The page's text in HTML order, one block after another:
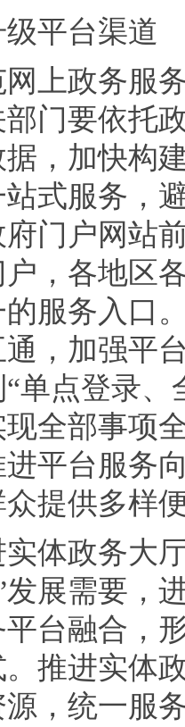
平台渠道
政务服务
门要依托
，加快构
式服务，
门户网站
，各地区
服务入口
，加强平
单点登录
全部事项
平台服务
提供多样
政务大厅
展需要，
台融合，
推进实体
，统一服